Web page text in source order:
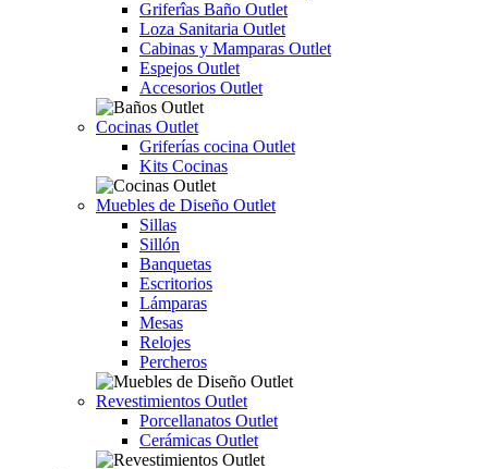
Griferîas Baño Outlet
Loza Sanitaria Outlet
Cabinas y Mamparas Outlet
Espejos Outlet
Accesorios Outlet
Cocinas Outlet
Griferías cocina Outlet
Kits Cocinas
Muebles de Diseño Outlet
Sillas
Sillón
Banquetas
Escritorios
Lámparas
Mesas
Relojes
Percheros
Revestimientos Outlet
Porcellanatos Outlet
Cerámicas Outlet